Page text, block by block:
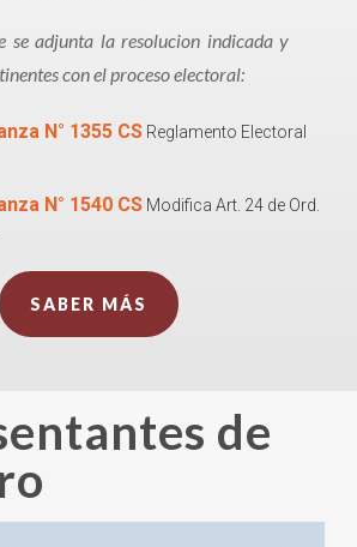
se adjunta la resolucion indicada y
con el proceso electoral:
N° 1355 CSReglamento Electoral
N° 1540 CSModifica Art. 24 de Ord.
SABER MÁS
de